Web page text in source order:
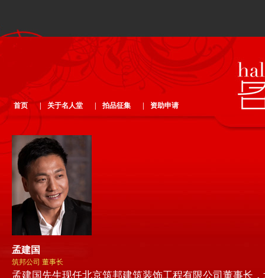
首页 关于名人堂 拍品征集 资助申请
孟建国
筑邦公司 董事长